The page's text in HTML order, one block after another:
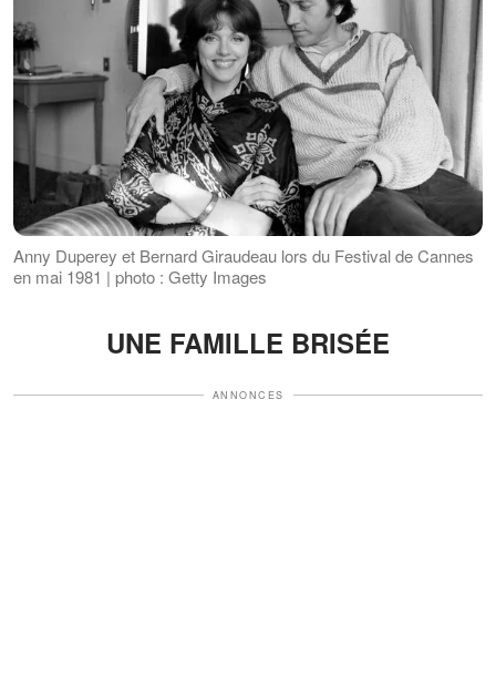
Anny Duperey et Bernard Giraudeau lors du Festival de Cannes
en mai 1981 | photo : Getty Images
UNE FAMILLE BRISÉE
ANNONCES